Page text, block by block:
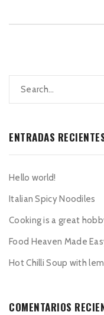
ENTRADAS
Hello world!
Italian Spicy Noodiles
Cooking is a great
Food Heaven Made
Hot Chilli Soup with
COMENTARIOS